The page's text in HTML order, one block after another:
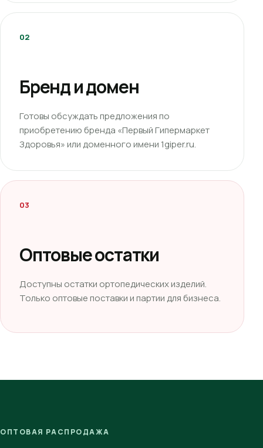
02
Бренд и домен
Готовы обсуждать предложения по
приобретению бренда «Первый Гипермаркет
Здоровья» или доменного имени 1giper.ru.
03
Оптовые остатки
Доступны остатки ортопедических изделий.
Только оптовые поставки и партии для бизнеса.
ОПТОВАЯ РАСПРОДАЖА